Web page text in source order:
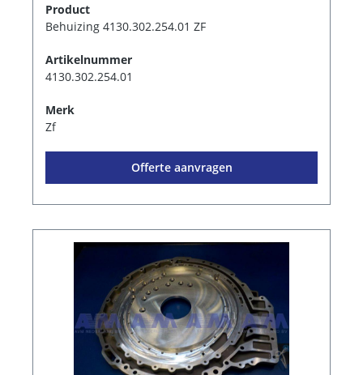
Product
Behuizing 4130.302.254.01 ZF
Artikelnummer
4130.302.254.01
Merk
Zf
Offerte aanvragen